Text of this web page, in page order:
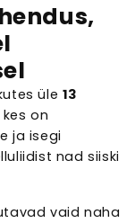
üle 13
on
ja isegi
nad siiski
vaid naha